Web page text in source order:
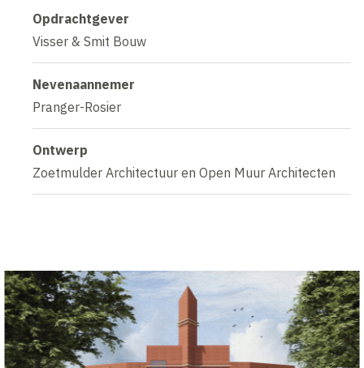
Opdrachtgever
Visser & Smit Bouw
Nevenaannemer
Pranger-Rosier
Ontwerp
Zoetmulder Architectuur en Open Muur Architecten